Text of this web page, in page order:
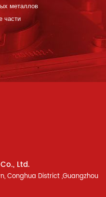
металлов
части
Ltd.
Conghua District ,Guangzhou